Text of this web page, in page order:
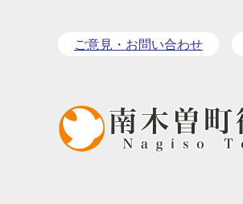
ご意見・お問い合わせ